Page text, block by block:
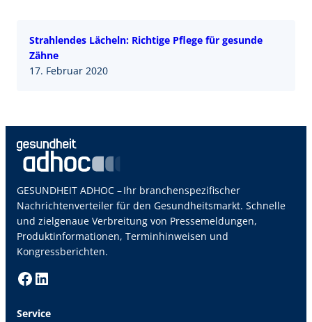
Strahlendes Lächeln: Richtige Pflege für gesunde
Zähne
17. Februar 2020
GESUNDHEIT ADHOC – Ihr branchenspezifischer
Nachrichtenverteiler für den Gesundheitsmarkt. Schnelle
und zielgenaue Verbreitung von Pressemeldungen,
Produktinformationen, Terminhinweisen und
Kongressberichten.
Facebook LinkedIn
Service